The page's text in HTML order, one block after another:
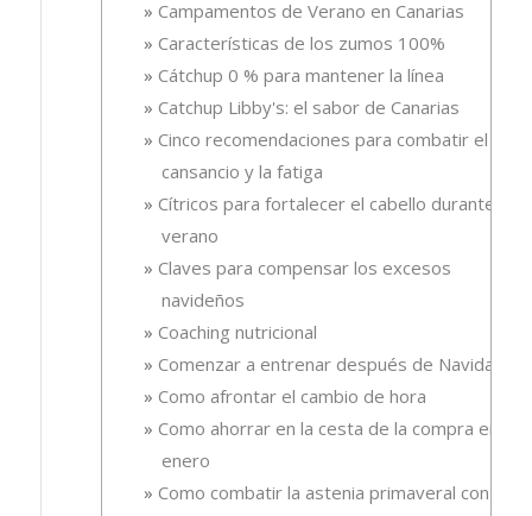
Campamentos de Verano en Canarias
Características de los zumos 100%
Cátchup 0 % para mantener la línea
Catchup Libby's: el sabor de Canarias
Cinco recomendaciones para combatir el
cansancio y la fatiga
Cítricos para fortalecer el cabello durante el
verano
Claves para compensar los excesos
navideños
Coaching nutricional
Comenzar a entrenar después de Navidad
Como afrontar el cambio de hora
Como ahorrar en la cesta de la compra en
enero
Como combatir la astenia primaveral con